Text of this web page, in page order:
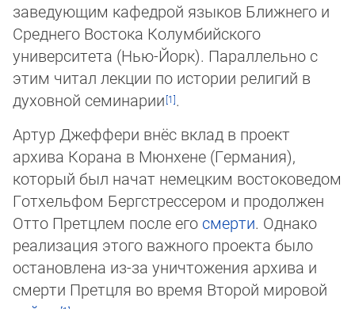
заведующим кафедрой языков Ближнего и
Среднего Востока Колумбийского
университета (Нью-Йорк). Параллельно с
этим чи­тал лекции по истории религий в
духовной семинарии
.
Артур Джеффери внёс вклад в проект
архива Корана в Мюнхене (Германия),
который был начат немецким востоковедом
Готхельфом Бергстрессером и продолжен
Отто Претцлем после его смерти. Однако
реализация этого важного проекта было
оста­нов­ле­на из-за уничтожения архива и
смерти Претцля во время Второй мировой